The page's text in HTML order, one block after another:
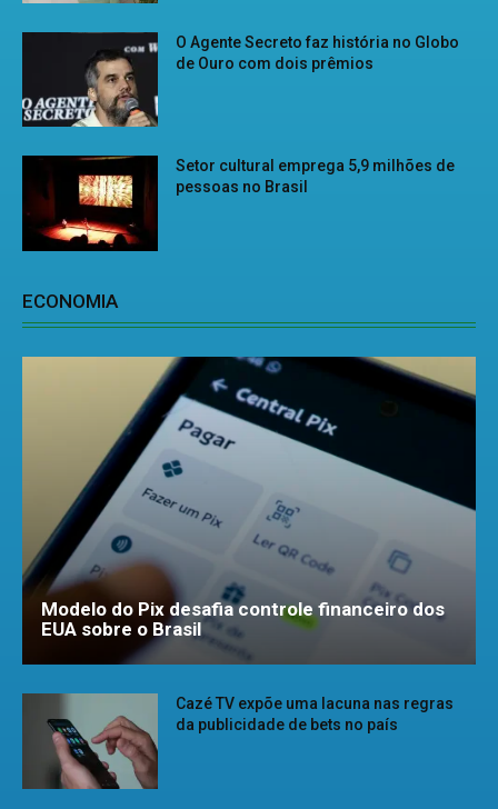
O Agente Secreto faz história no Globo
de Ouro com dois prêmios
Setor cultural emprega 5,9 milhões de
pessoas no Brasil
ECONOMIA
Modelo do Pix desafia controle financeiro dos
EUA sobre o Brasil
Cazé TV expõe uma lacuna nas regras
da publicidade de bets no país